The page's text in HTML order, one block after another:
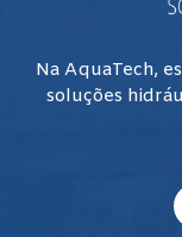
Na AquaTech,
soluções